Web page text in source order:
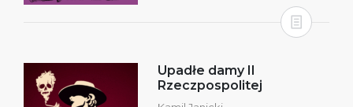
Upadłe damy II
Rzeczpospolitej